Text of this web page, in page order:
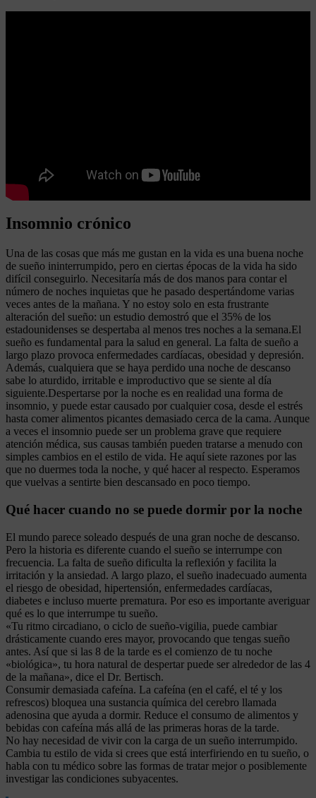
Insomnio crónico
Una de las cosas que más me gustan en la vida es una buena noche
de sueño ininterrumpido, pero en ciertas épocas de la vida ha sido
difícil conseguirlo. Necesitaría más de dos manos para contar el
número de noches inquietas que he pasado despertándome varias
veces antes de la mañana. Y no estoy solo en esta frustrante
alteración del sueño: un estudio demostró que el 35% de los
estadounidenses se despertaba al menos tres noches a la semana.El
sueño es fundamental para la salud en general. La falta de sueño a
largo plazo provoca enfermedades cardíacas, obesidad y depresión.
Además, cualquiera que se haya perdido una noche de descanso
sabe lo aturdido, irritable e improductivo que se siente al día
siguiente.Despertarse por la noche es en realidad una forma de
insomnio, y puede estar causado por cualquier cosa, desde el estrés
hasta comer alimentos picantes demasiado cerca de la cama. Aunque
a veces el insomnio puede ser un problema grave que requiere
atención médica, sus causas también pueden tratarse a menudo con
simples cambios en el estilo de vida. He aquí siete razones por las
que no duermes toda la noche, y qué hacer al respecto. Esperamos
que vuelvas a sentirte bien descansado en poco tiempo.
Qué hacer cuando no se puede dormir por la noche
El mundo parece soleado después de una gran noche de descanso.
Pero la historia es diferente cuando el sueño se interrumpe con
frecuencia. La falta de sueño dificulta la reflexión y facilita la
irritación y la ansiedad. A largo plazo, el sueño inadecuado aumenta
el riesgo de obesidad, hipertensión, enfermedades cardíacas,
diabetes e incluso muerte prematura. Por eso es importante averiguar
qué es lo que interrumpe tu sueño.
«Tu ritmo circadiano, o ciclo de sueño-vigilia, puede cambiar
drásticamente cuando eres mayor, provocando que tengas sueño
antes. Así que si las 8 de la tarde es el comienzo de tu noche
«biológica», tu hora natural de despertar puede ser alrededor de las 4
de la mañana», dice el Dr. Bertisch.
Consumir demasiada cafeína. La cafeína (en el café, el té y los
refrescos) bloquea una sustancia química del cerebro llamada
adenosina que ayuda a dormir. Reduce el consumo de alimentos y
bebidas con cafeína más allá de las primeras horas de la tarde.
No hay necesidad de vivir con la carga de un sueño interrumpido.
Cambia tu estilo de vida si crees que está interfiriendo en tu sueño, o
habla con tu médico sobre las formas de tratar mejor o posiblemente
investigar las condiciones subyacentes.